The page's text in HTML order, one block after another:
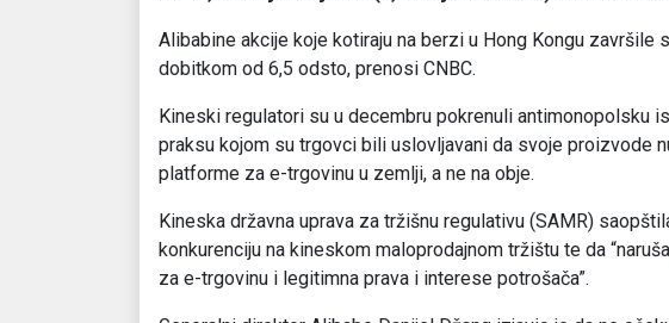
Alibabine akcije koje kotiraju na berzi u Hong Kongu završile
dobitkom od 6,5 odsto, prenosi CNBC.
Kineski regulatori su u decembru pokrenuli antimonopolsku
praksu kojom su trgovci bili uslovljavani da svoje proizvode
platforme za e-trgovinu u zemlji, a ne na obje.
Kineska državna uprava za tržišnu regulativu (SAMR)
konkurenciju na kineskom maloprodajnom tržištu te da
za e-trgovinu i legitimna prava i interese potrošača”.